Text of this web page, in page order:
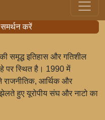
करें
समृद्ध इतिहास और गतिशील
पर स्थित है। 1990 में
राजनीतिक, आर्थिक और
झेलते हुए यूरोपीय संघ और नाटो का